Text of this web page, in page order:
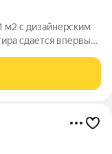
м2 с дизайнерским
сдается впервые
техника,